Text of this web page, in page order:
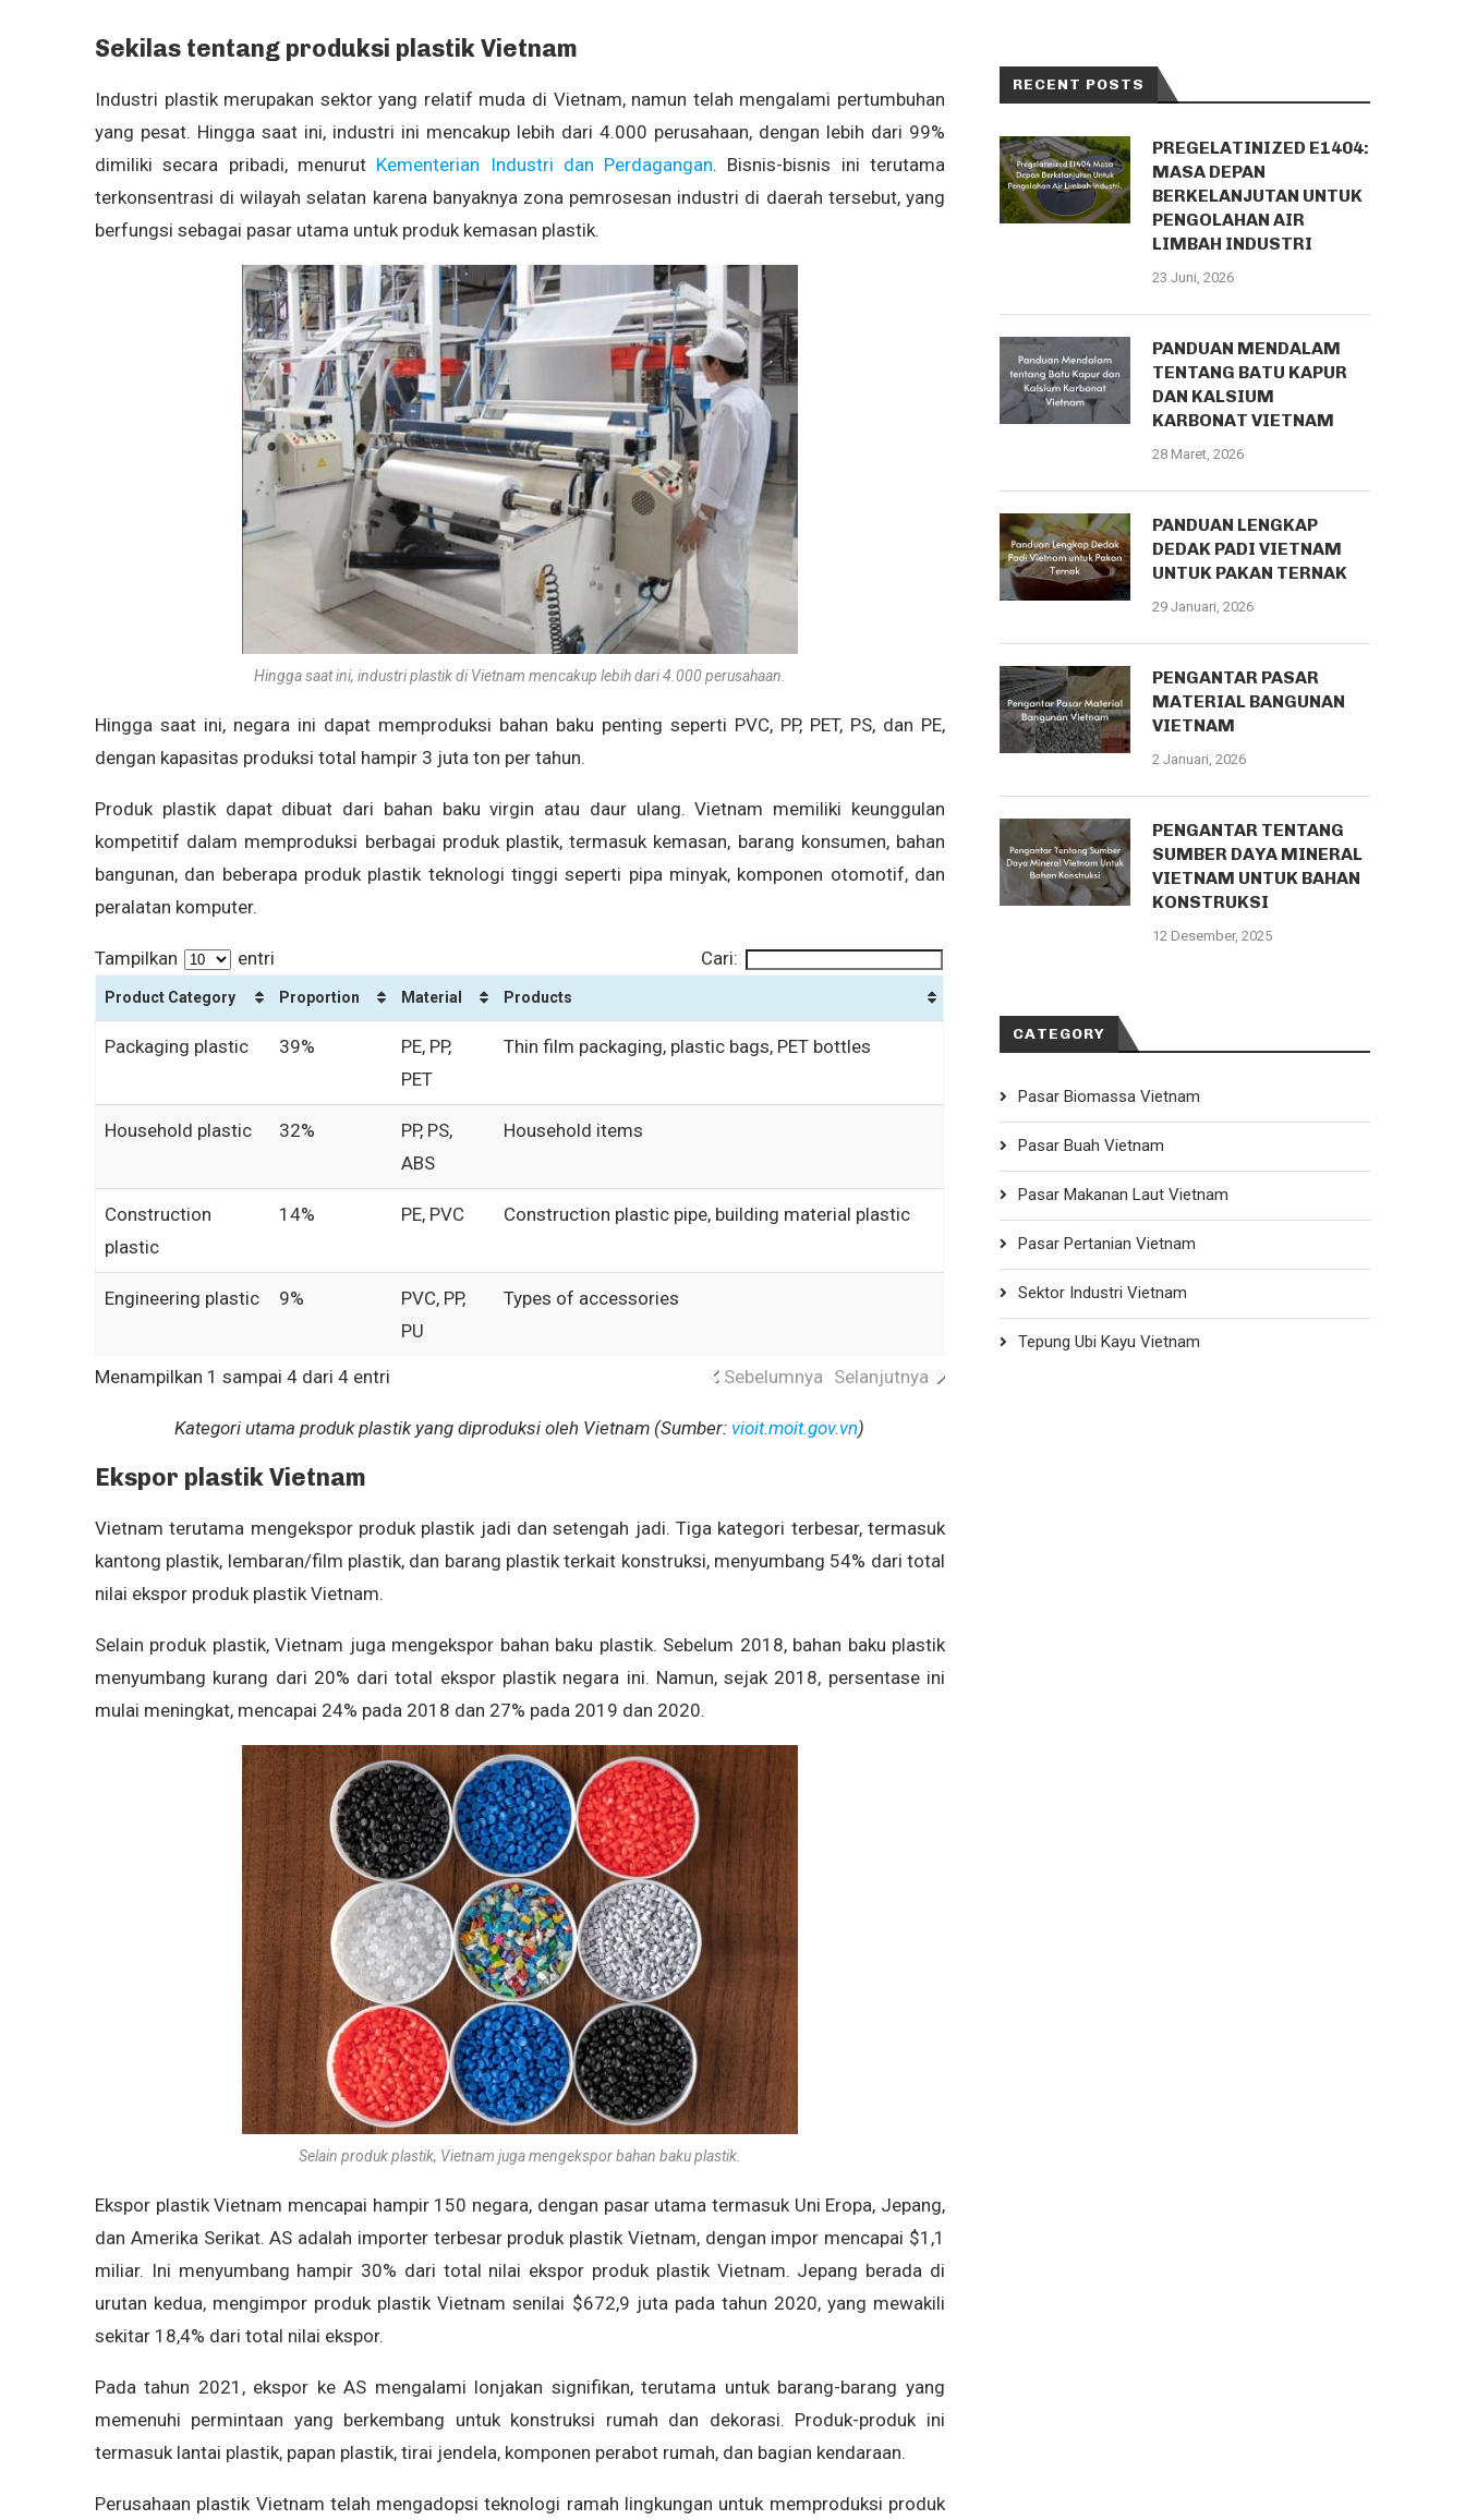
Sekilas tentang produksi plastik Vietnam
Industri plastik merupakan sektor yang relatif muda di Vietnam, namun telah mengalami pertumbuhan
yang pesat. Hingga saat ini, industri ini mencakup lebih dari 4.000 perusahaan, dengan lebih dari 99%
dimiliki secara pribadi, menurut Kementerian Industri dan Perdagangan. Bisnis-bisnis ini terutama
terkonsentrasi di wilayah selatan karena banyaknya zona pemrosesan industri di daerah tersebut, yang
berfungsi sebagai pasar utama untuk produk kemasan plastik.
Hingga saat ini, industri plastik di Vietnam mencakup lebih dari 4.000 perusahaan.
Hingga saat ini, negara ini dapat memproduksi bahan baku penting seperti PVC, PP, PET, PS, dan PE,
dengan kapasitas produksi total hampir 3 juta ton per tahun.
Produk plastik dapat dibuat dari bahan baku virgin atau daur ulang. Vietnam memiliki keunggulan
kompetitif dalam memproduksi berbagai produk plastik, termasuk kemasan, barang konsumen, bahan
bangunan, dan beberapa produk plastik teknologi tinggi seperti pipa minyak, komponen otomotif, dan
peralatan komputer.
Tampilkan entri Cari:
Product Category Proportion Material Products
Packaging plastic 39%
PE, PP,
PET
Thin film packaging, plastic bags, PET bottles
Household plastic 32%
PP, PS,
ABS
Household items
Construction
plastic
14% PE, PVC Construction plastic pipe, building material plastic
Engineering plastic 9%
PVC, PP,
PU
Types of accessories
Menampilkan 1 sampai 4 dari 4 entri Sebelumnya Selanjutnya
Kategori utama produk plastik yang diproduksi oleh Vietnam (Sumber: vioit.moit.gov.vn)
Ekspor plastik Vietnam
Vietnam terutama mengekspor produk plastik jadi dan setengah jadi. Tiga kategori terbesar, termasuk
kantong plastik, lembaran/film plastik, dan barang plastik terkait konstruksi, menyumbang 54% dari total
nilai ekspor produk plastik Vietnam.
Selain produk plastik, Vietnam juga mengekspor bahan baku plastik. Sebelum 2018, bahan baku plastik
menyumbang kurang dari 20% dari total ekspor plastik negara ini. Namun, sejak 2018, persentase ini
mulai meningkat, mencapai 24% pada 2018 dan 27% pada 2019 dan 2020.
Selain produk plastik, Vietnam juga mengekspor bahan baku plastik.
Ekspor plastik Vietnam mencapai hampir 150 negara, dengan pasar utama termasuk Uni Eropa, Jepang,
dan Amerika Serikat. AS adalah importer terbesar produk plastik Vietnam, dengan impor mencapai $1,1
miliar. Ini menyumbang hampir 30% dari total nilai ekspor produk plastik Vietnam. Jepang berada di
urutan kedua, mengimpor produk plastik Vietnam senilai $672,9 juta pada tahun 2020, yang mewakili
sekitar 18,4% dari total nilai ekspor.
Pada tahun 2021, ekspor ke AS mengalami lonjakan signifikan, terutama untuk barang-barang yang
memenuhi permintaan yang berkembang untuk konstruksi rumah dan dekorasi. Produk-produk ini
termasuk lantai plastik, papan plastik, tirai jendela, komponen perabot rumah, dan bagian kendaraan.
Perusahaan plastik Vietnam telah mengadopsi teknologi ramah lingkungan untuk memproduksi produk
RECENT POSTS
PREGELATINIZED E1404:
MASA DEPAN
BERKELANJUTAN UNTUK
PENGOLAHAN AIR
LIMBAH INDUSTRI
23 Juni, 2026
PANDUAN MENDALAM
TENTANG BATU KAPUR
DAN KALSIUM
KARBONAT VIETNAM
28 Maret, 2026
PANDUAN LENGKAP
DEDAK PADI VIETNAM
UNTUK PAKAN TERNAK
29 Januari, 2026
PENGANTAR PASAR
MATERIAL BANGUNAN
VIETNAM
2 Januari, 2026
PENGANTAR TENTANG
SUMBER DAYA MINERAL
VIETNAM UNTUK BAHAN
KONSTRUKSI
12 Desember, 2025
CATEGORY
Pasar Biomassa Vietnam
Pasar Buah Vietnam
Pasar Makanan Laut Vietnam
Pasar Pertanian Vietnam
Sektor Industri Vietnam
Tepung Ubi Kayu Vietnam